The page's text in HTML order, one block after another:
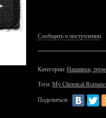
Сообщить о поступлении
Категории: Нашивки,
Теги: My Chemical
Поделиться: